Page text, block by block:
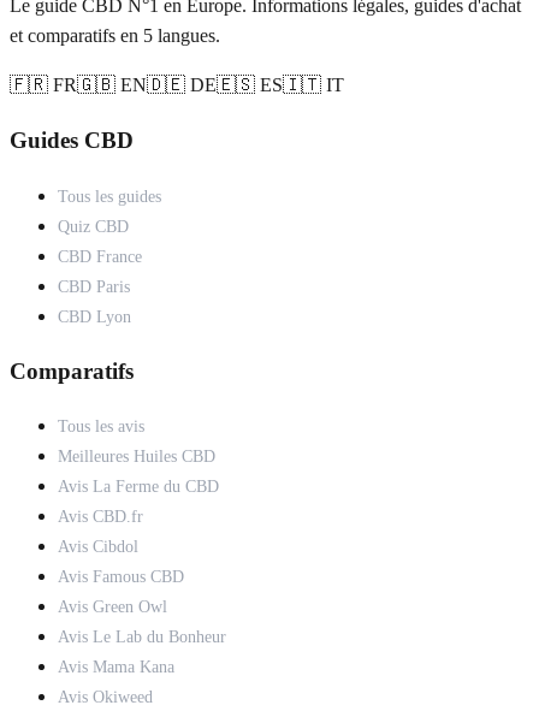
Le guide CBD N°1 en Europe. Informations légales, guides d'achat
et comparatifs en 5 langues.
🇫🇷 FR🇬🇧 EN🇩🇪 DE🇪🇸 ES🇮🇹 IT
Guides CBD
Tous les guides
Quiz CBD
CBD France
CBD Paris
CBD Lyon
Comparatifs
Tous les avis
Meilleures Huiles CBD
Avis La Ferme du CBD
Avis CBD.fr
Avis Cibdol
Avis Famous CBD
Avis Green Owl
Avis Le Lab du Bonheur
Avis Mama Kana
Avis Okiweed